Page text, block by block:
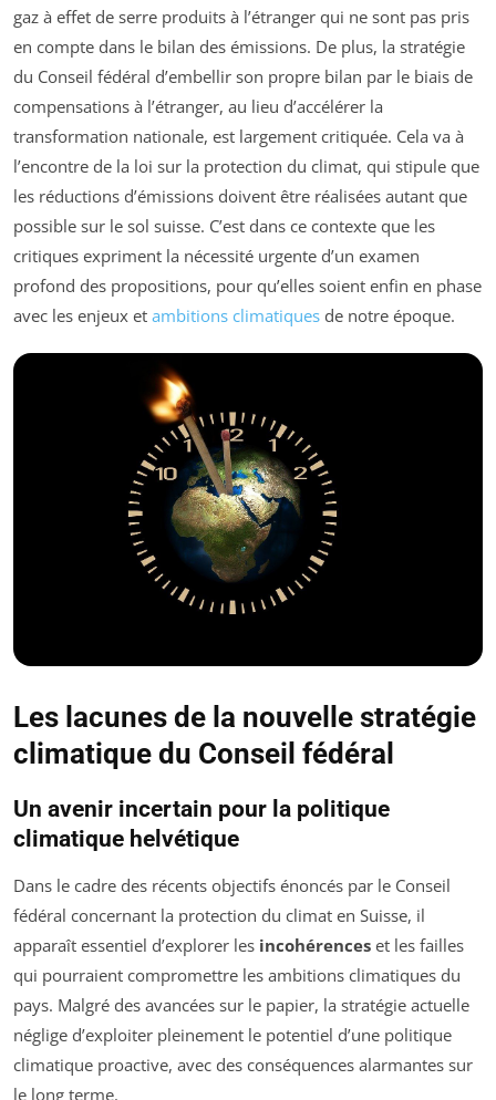
gaz à effet de serre produits à l’étranger qui ne sont pas pris
en compte dans le bilan des émissions. De plus, la stratégie
du Conseil fédéral d’embellir son propre bilan par le biais de
compensations à l’étranger, au lieu d’accélérer la
transformation nationale, est largement critiquée. Cela va à
l’encontre de la loi sur la protection du climat, qui stipule que
les réductions d’émissions doivent être réalisées autant que
possible sur le sol suisse. C’est dans ce contexte que les
critiques expriment la nécessité urgente d’un examen
profond des propositions, pour qu’elles soient enfin en phase
avec les enjeux et ambitions climatiques de notre époque.
Les lacunes de la nouvelle stratégie
climatique du Conseil fédéral
Un avenir incertain pour la politique
climatique helvétique
Dans le cadre des récents objectifs énoncés par le Conseil
fédéral concernant la protection du climat en Suisse, il
apparaît essentiel d’explorer les incohérences et les failles
qui pourraient compromettre les ambitions climatiques du
pays. Malgré des avancées sur le papier, la stratégie actuelle
néglige d’exploiter pleinement le potentiel d’une politique
climatique proactive, avec des conséquences alarmantes sur
le long terme.